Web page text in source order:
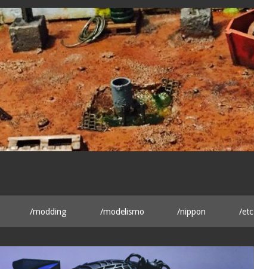
/modding /modelismo /nippon /etc